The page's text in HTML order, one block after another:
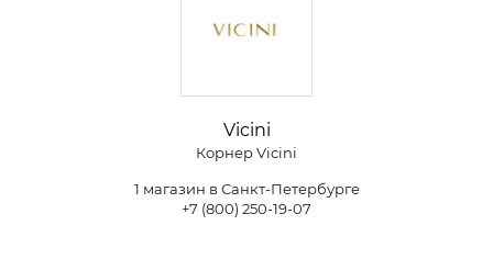
Vicini
Корнер Vicini
1 магазин в Санкт-Петербурге
+7 (800) 250-19-07